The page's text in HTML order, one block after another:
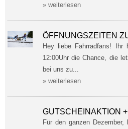
» weiterlesen
ÖFFNUNGSZEITEN
Hey liebe Fahrradfans! Ihr
12:00Uhr die Chance, die
bei uns zu...
» weiterlesen
GUTSCHEINAKTION
Für den ganzen